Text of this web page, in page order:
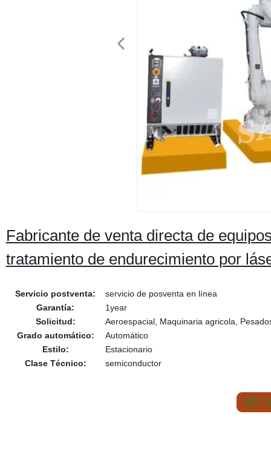
Fabricante de venta directa de
tratamiento de endurecimiento por
Servicio postventa:
servicio de posventa en línea
Garantía:
1year
Solicitud:
Aeroespacial, Maquinaria agricola,
Grado automático:
Automático
Estilo:
Estacionario
Clase Técnico:
semiconductor